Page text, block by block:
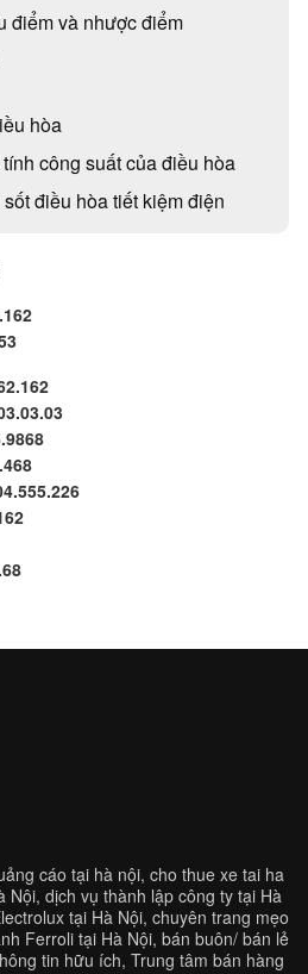
điểm và nhược điểm
hòa
công suất của điều hòa
điều hòa tiết kiệm điện
cáo tại hà nội, cho thue xe tai ha
Nội, dịch vụ thành lập công ty tại Hà
tại Hà Nội, chuyên trang mẹo
Ferroli tại Hà Nội, bán buôn/ bán lẻ
tin hữu ích, Trung tâm bán hàng